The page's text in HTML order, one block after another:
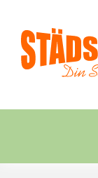
till
huvudinnehåll